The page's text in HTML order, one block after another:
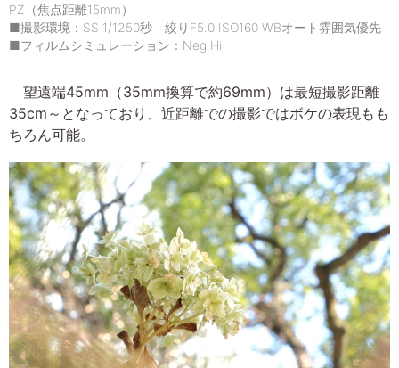
PZ（焦点距離15mm）
■撮影環境：SS 1/1250秒 絞りF5.0 ISO160 WBオート雰囲気優先
■フィルムシミュレーション：Neg.Hi
望遠端45mm（35mm換算で約69mm）は最短撮影距離
35cm～となっており、近距離での撮影ではボケの表現もも
ちろん可能。